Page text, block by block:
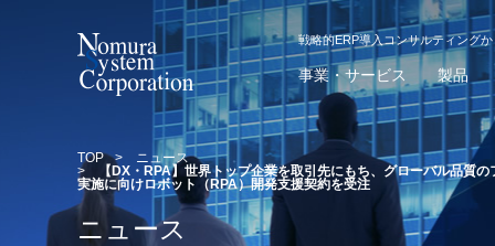
戦略的ERP導入コンサルティング
事業・サービス 製品
TOP > ニュース
>
【DX・RPA】世界トップ企業を取引先にもち、グローバル品質
実施に向けロボット（RPA）開発支援契約を受注
ニュース